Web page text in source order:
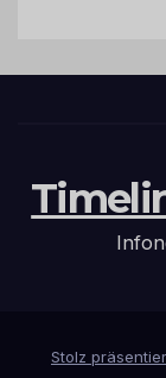
Stolz